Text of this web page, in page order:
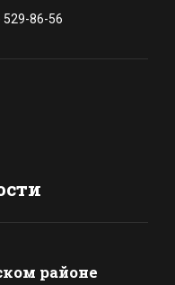
86-56
районе